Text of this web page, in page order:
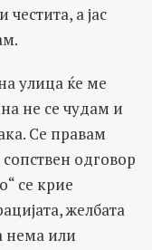
а јас
улица ќе ме
не се чудам и
Се правам
одговор
се крие
желбата
нема или